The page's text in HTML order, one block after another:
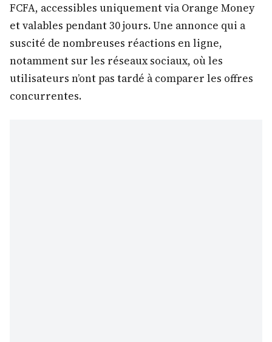
FCFA, accessibles uniquement via Orange Money
et valables pendant 30 jours. Une annonce qui a
suscité de nombreuses réactions en ligne,
notamment sur les réseaux sociaux, où les
utilisateurs n’ont pas tardé à comparer les offres
concurrentes.